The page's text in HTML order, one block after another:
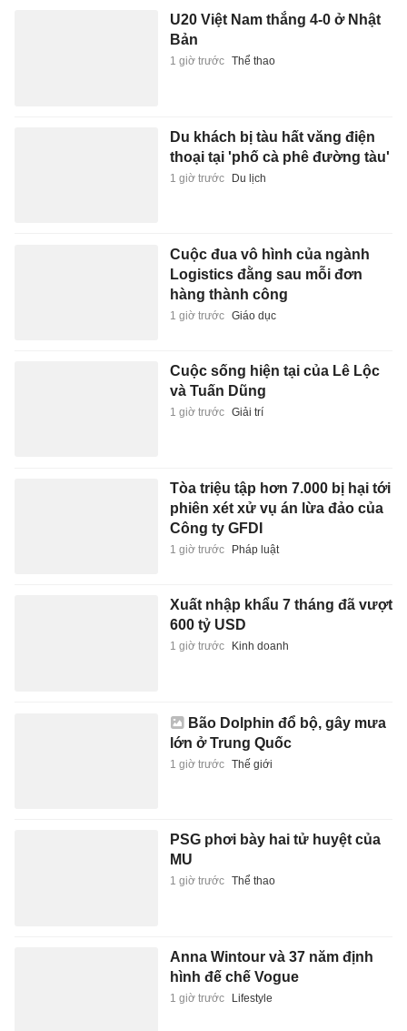
U20 Việt Nam thắng 4-0 ở Nhật
Bản
1 giờ trước Thể thao
Du khách bị tàu hất văng điện
thoại tại 'phố cà phê đường tàu'
1 giờ trước Du lịch
Cuộc đua vô hình của ngành
Logistics đằng sau mỗi đơn
hàng thành công
1 giờ trước Giáo dục
Cuộc sống hiện tại của Lê Lộc
và Tuấn Dũng
1 giờ trước Giải trí
Tòa triệu tập hơn 7.000 bị hại tới
phiên xét xử vụ án lừa đảo của
Công ty GFDI
1 giờ trước Pháp luật
Xuất nhập khẩu 7 tháng đã vượt
600 tỷ USD
1 giờ trước Kinh doanh
Bão Dolphin đổ bộ, gây mưa
lớn ở Trung Quốc
1 giờ trước Thế giới
PSG phơi bày hai tử huyệt của
MU
1 giờ trước Thể thao
Anna Wintour và 37 năm định
hình đế chế Vogue
1 giờ trước Lifestyle